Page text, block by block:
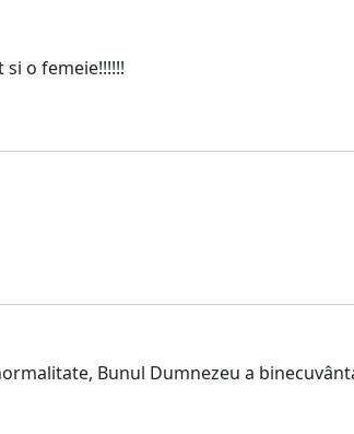
o femeie!!!!!!
Bunul Dumnezeu a